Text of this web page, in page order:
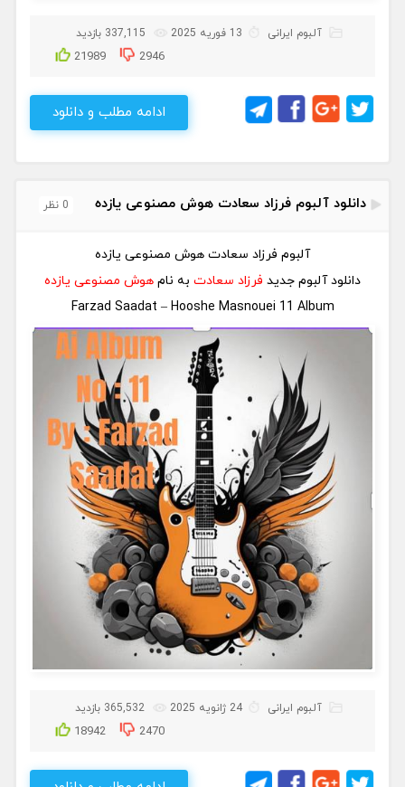
آلبوم ایرانی 13 فوریه 2025 337,115 بازدید
21989 2946
ادامه مطلب و دانلود
دانلود آلبوم فرزاد سعادت هوش مصنوعی یازده 0 نظر
آلبوم فرزاد سعادت هوش مصنوعی یازده
دانلود آلبوم جدید فرزاد سعادت به نام هوش مصنوعی یازده
Farzad Saadat – Hooshe Masnouei 11 Album
آلبوم ایرانی 24 ژانویه 2025 365,532 بازدید
18942 2470